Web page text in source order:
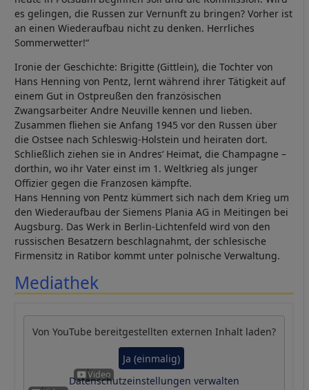
es gelingen, die Russen zur Vernunft zu bringen? Vorher ist
an einen Wiederaufbau nicht zu denken. Herrliches
Sommerwetter!“
Ironie der Geschichte: Brigitte (Gittlein), die Tochter von
Hans Henning von Pentz, lernt während ihrer Tätigkeit auf
einem Gut in Ostpreußen den französischen
Zwangsarbeiter Andre Neuville kennen und lieben.
Zusammen fliehen sie Anfang 1945 vor den Russen über
die Ostsee nach Schleswig-Holstein und heiraten dort.
Schließlich ziehen sie in Andres‘ Heimat, die Champagne –
dorthin, wo ihr Vater einst im 1. Weltkrieg als junger
Offizier gegen die Franzosen kämpfte.
Hans Henning von Pentz kümmert sich nach dem Krieg um
den Wiederaufbau der Siemens Plania AG in Meitingen bei
Augsburg. Das Werk in Berlin-Lichtenfeld wird von den
russischen Besatzern beschlagnahmt, der schlesische
Firmensitz in Ratibor kommt unter polnische Verwaltung.
Mediathek
Von YouTube bereitgestellten externen Inhalt laden?
Ja (einmalig)
Datenschutzeinstellungen verwalten